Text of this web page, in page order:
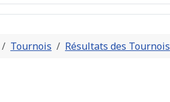
Tournois Résultats des Tournois